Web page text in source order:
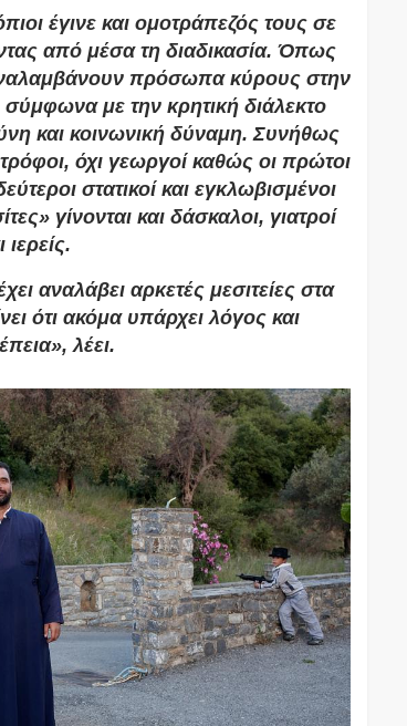
έγινε και ομοτράπεζός τους σε
από μέσα τη διαδικασία. Όπως
πρόσωπα κύρους στην
σύμφωνα με την κρητική διάλεκτο
και κοινωνική δύναμη. Συνήθως
όχι γεωργοί καθώς οι πρώτοι
στατικοί και εγκλωβισμένοι
γίνονται και δάσκαλοι, γιατροί
ιερείς.
αναλάβει αρκετές μεσιτείες στα
ότι ακόμα υπάρχει λόγος και
λέει.